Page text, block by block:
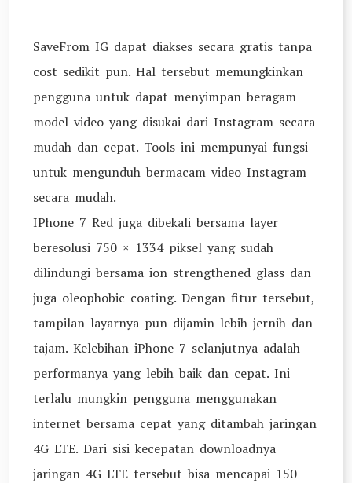
SaveFrom IG dapat diakses secara gratis tanpa
cost sedikit pun. Hal tersebut memungkinkan
pengguna untuk dapat menyimpan beragam
model video yang disukai dari Instagram secara
mudah dan cepat. Tools ini mempunyai fungsi
untuk mengunduh bermacam video Instagram
secara mudah.
IPhone 7 Red juga dibekali bersama layer
beresolusi 750 × 1334 piksel yang sudah
dilindungi bersama ion strengthened glass dan
juga oleophobic coating. Dengan fitur tersebut,
tampilan layarnya pun dijamin lebih jernih dan
tajam. Kelebihan iPhone 7 selanjutnya adalah
performanya yang lebih baik dan cepat. Ini
terlalu mungkin pengguna menggunakan
internet bersama cepat yang ditambah jaringan
4G LTE. Dari sisi kecepatan downloadnya
jaringan 4G LTE tersebut bisa mencapai 150